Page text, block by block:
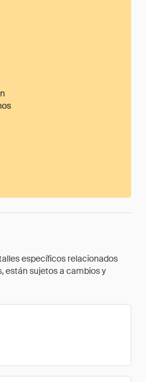
específicos relacionados
están sujetos a cambios y